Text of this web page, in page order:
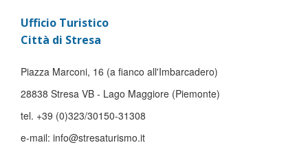
Ufficio Turistico
Città di Stresa
Piazza Marconi, 16 (a fianco all'Imbarcadero)
28838 Stresa VB - Lago Maggiore (Piemonte)
tel. +39 (0)323/30150-31308
e-mail: info@stresaturismo.it